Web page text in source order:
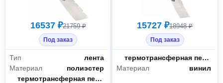
16537 ₽21759 ₽
Под заказ
Тип
лента
Материал
полиэстер
Способ печати
термотрансферная печать
15727 ₽18948 ₽
Под заказ
Способ печати
термотрансферная печать
Материал
винил